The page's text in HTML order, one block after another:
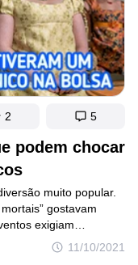
podem chocar
11/10/2021
muito popular.
gostavam
exigiam
e dos
do salão e dos
2 5